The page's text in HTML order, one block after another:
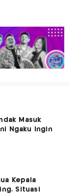
Masuk
Ngaku Ingin
Kepala
Situasi